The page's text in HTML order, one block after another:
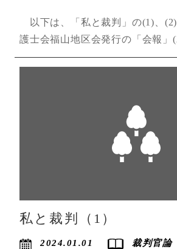
以下は、「私と裁判」の(1)、
護士会福山地区会発行の「会報」
私と裁判（1）
2024.01.01 裁判官論